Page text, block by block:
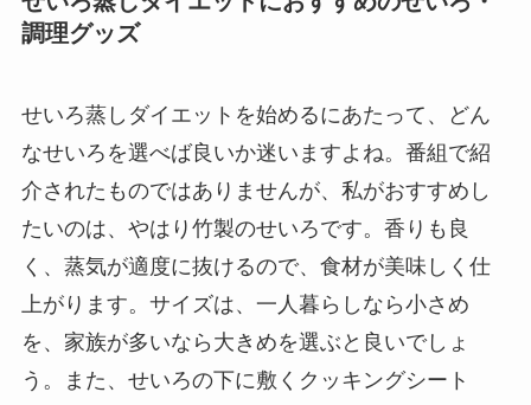
調理グッズ
せいろ蒸しダイエットを始めるにあたって、どん
なせいろを選べば良いか迷いますよね。番組で紹
介されたものではありませんが、私がおすすめし
たいのは、やはり竹製のせいろです。香りも良
く、蒸気が適度に抜けるので、食材が美味しく仕
上がります。サイズは、一人暮らしなら小さめ
を、家族が多いなら大きめを選ぶと良いでしょ
う。また、せいろの下に敷くクッキングシート